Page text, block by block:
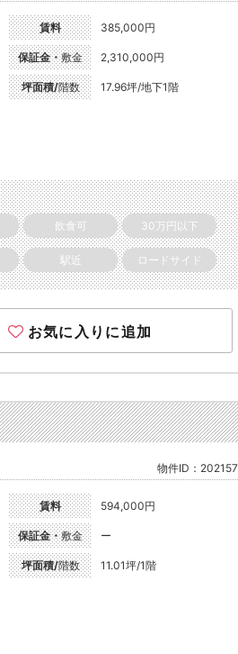
賃料 385,000円
保証金・敷金 2,310,000円
坪面積/階数 17.96坪/地下1階
飲食可 30万円以下
駅近 ロードサイド
お気に入りに追加
物件ID：202157
賃料 594,000円
保証金・敷金 ー
坪面積/階数 11.01坪/1階